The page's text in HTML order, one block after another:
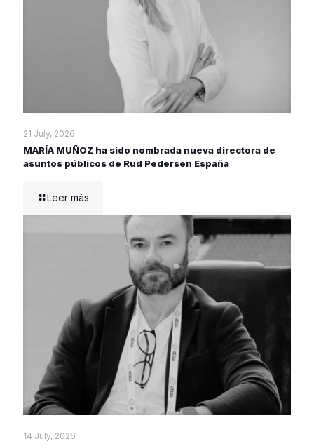
21 July, 2026
MARÍA MUÑOZ ha sido nombrada nueva directora de
asuntos públicos de Rud Pedersen España
Leer más
14 July, 2026